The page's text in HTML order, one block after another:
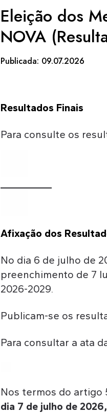
Eleição dos
NOVA
Publicada: 09.07.2026
Resultados Finais
Para consulte os
Afixação dos
No dia 6 de julho de
preenchimento de 7
2026-2029.
Publicam-se os
Para consultar a ata
Nos termos do artigo
dia 7 de julho de